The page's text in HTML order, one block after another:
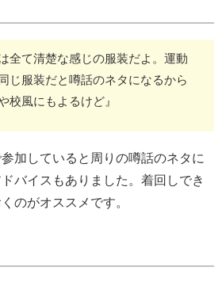
全て清楚な感じの服装だよ。運動
じ服装だと噂話のネタになるから
校風にもよるけど』
加していると周りの噂話のネタに
バイスもありました。着回しでき
のがオススメです。